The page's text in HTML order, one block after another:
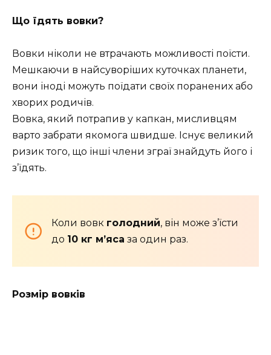
Що їдять вовки?
Вовки ніколи не втрачають можливості поїсти.
Мешкаючи в найсуворіших куточках планети,
вони іноді можуть поїдати своїх поранених або
хворих родичів.
Вовка, який потрапив у капкан, мисливцям
варто забрати якомога швидше. Існує великий
ризик того, що інші члени зграї знайдуть його і
з’їдять.
Коли вовк голодний, він може з’їсти
до 10 кг м’яса за один раз.
Розмір вовків